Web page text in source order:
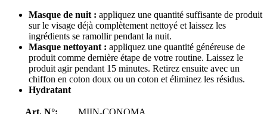
Masque de nuit : appliquez une quantité suffisante de produit
sur le visage déjà complètement nettoyé et laissez les
ingrédients se ramollir pendant la nuit.
Masque nettoyant : appliquez une quantité généreuse de
produit comme dernière étape de votre routine. Laissez le
produit agir pendant 15 minutes. Retirez ensuite avec un
chiffon en coton doux ou un coton et éliminez les résidus.
Hydratant
Art. N°:
MIIN-CONOMA